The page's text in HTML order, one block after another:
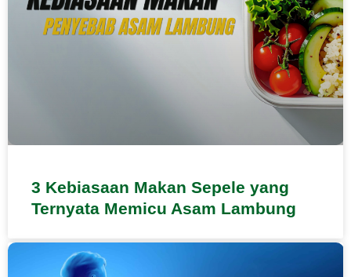
3 Kebiasaan Makan Sepele yang
Ternyata Memicu Asam Lambung